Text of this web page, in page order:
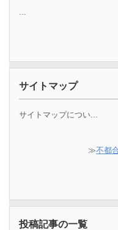
サイトマップ
サイトマップについ...
≫不都
投稿記事の一覧